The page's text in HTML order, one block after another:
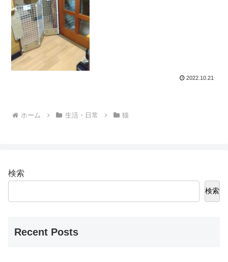
2022.10.21
ホーム 生活・日常 猫
検索
検索
Recent Posts